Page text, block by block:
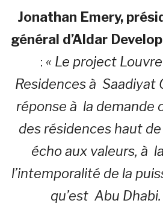
Jonathan Emery,
général d’Aldar
: « Le project
Residences à Saadiyat
réponse à la demande
des résidences haut
écho aux valeurs, à
l’intemporalité de la
qu’est Abu Dhabi